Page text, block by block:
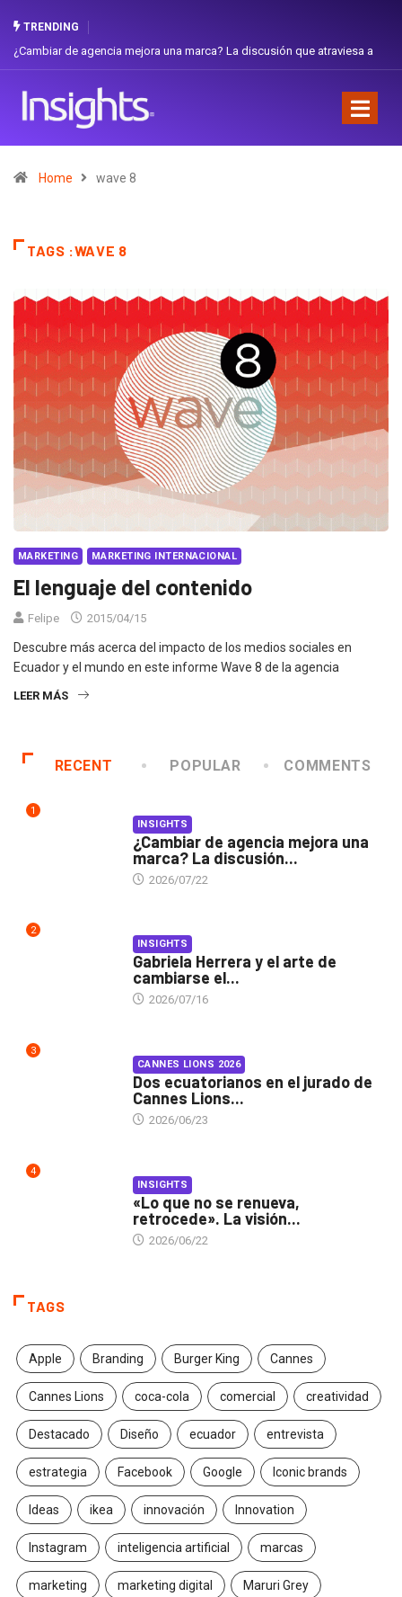
TRENDING
¿Cambiar de agencia mejora una marca? La discusión que atraviesa a
Home wave 8
TAGS :WAVE 8
MARKETING MARKETING INTERNACIONAL
El lenguaje del contenido
Felipe 2015/04/15
Descubre más acerca del impacto de los medios sociales en
Ecuador y el mundo en este informe Wave 8 de la agencia
LEER MÁS
RECENT POPULAR COMMENTS
1
INSIGHTS
¿Cambiar de agencia mejora una
marca? La discusión...
2026/07/22
2
INSIGHTS
Gabriela Herrera y el arte de
cambiarse el...
2026/07/16
3
CANNES LIONS 2026
Dos ecuatorianos en el jurado de
Cannes Lions...
2026/06/23
4
INSIGHTS
«Lo que no se renueva,
retrocede». La visión...
2026/06/22
TAGS
Apple Branding Burger King Cannes
Cannes Lions coca-cola comercial creatividad
Destacado Diseño ecuador entrevista
estrategia Facebook Google Iconic brands
Ideas ikea innovación Innovation
Instagram inteligencia artificial marcas
marketing marketing digital Maruri Grey